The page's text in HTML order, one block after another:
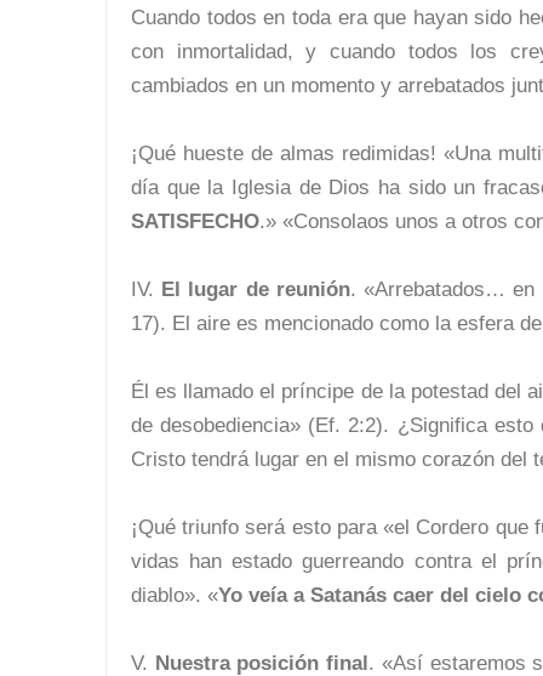
Cuando todos en toda era que hayan sido
con inmortalidad, y cuando todos los
cambiados en un momento y arrebatados
¡Qué hueste de almas redimidas! «Una
día que la Iglesia de Dios ha sido un
SATISFECHO.» «Consolaos unos a otros
IV. El lugar de reunión. «Arrebatados… en
17). El aire es mencionado como la esfera
Él es llamado el príncipe de la potestad del
de desobediencia» (Ef. 2:2). ¿Significa
Cristo tendrá lugar en el mismo corazón del
¡Qué triunfo será esto para «el Cordero
vidas han estado guerreando contra el
diablo». «Yo veía a Satanás caer del cielo
V. Nuestra posición final. «Así estaremos